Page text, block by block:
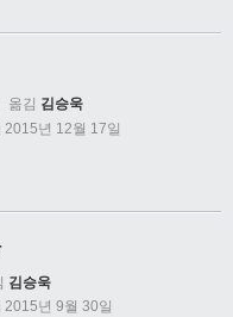
옮김 김승욱
2015년 12월 17일
김승욱
2015년 9월 30일